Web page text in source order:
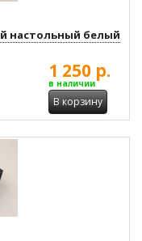
настольный белый
1 250 р.
в наличии
В корзину